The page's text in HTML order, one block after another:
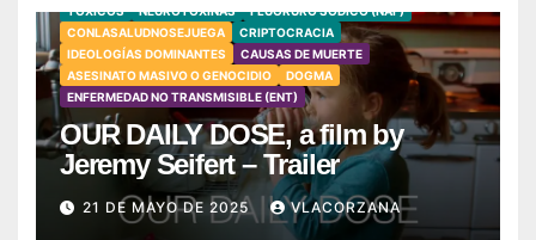
TÓXICOS NEUROTOXINAS
FLUORURO SÓDICO (NAF)
CONLASALUDNOSEJUEGA
CRIPTOCRACIA
IDEOLOGÍAS DOMINANTES
CAUSAS DE MUERTE
ASESINATO MASIVO O GENOCIDIO
DOGMA
ENFERMEDAD NO TRANSMISIBLE (ENT)
OUR DAILY DOSE, a film by
Jeremy Seifert – Trailer
21 DE MAYO DE 2025 VLACORZANA